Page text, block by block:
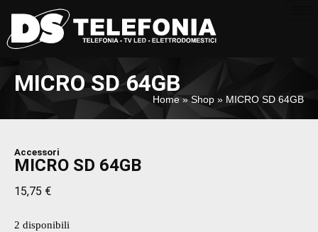
MICRO SD 64GB
Home»Shop » MICRO SD 64GB
Accessori
MICRO SD 64GB
15,75 €
2 disponibili